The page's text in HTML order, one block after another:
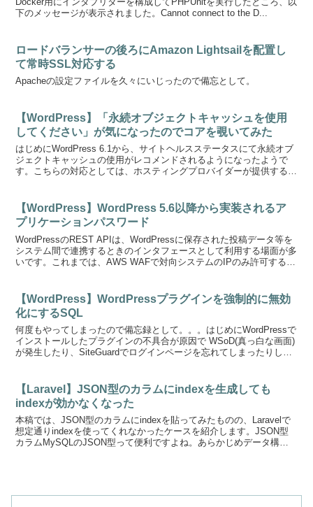
下のメッセージが表示されました。Cannot connect to the D...
ロードバランサーの後ろにAmazon Lightsailを配置し
て常時SSL対応する
Apacheの設定ファイルを久々にいじったので備忘として。
【WordPress】「永続オブジェクトキャッシュを使用
してください」が気になったのでコアを覗いてみた
はじめにWordPress 6.1から、サイトヘルスステータスにて永続オブ
ジェクトキャッシュの使用がレコメンドされるようになったようで
す。こちらの対応としては、ホスティングプロバイダーが提供するキ
【WordPress】WordPress 5.6以降から実装されるア
プリケーションパスワード
WordPressのREST APIは、WordPressに保存された投稿データ等を
システム間で連携するときのインタフェースとして利用する場面が多
いです。これまでは、AWS WAFで対向システムのIPのみ許可すると
【WordPress】WordPressプラグインを強制的に無効
化にするSQL
何度もやってしまったので備忘録として。。。はじめにWordPressで
インストールしたプラグインの不具合が原因で WSoD(真っ白な画面)
が発生したり、SiteGuardでログインページを忘れてしまったりし
【Laravel】JSON型のカラムにindexを生成しても
indexが効かなくなった
本稿では、JSON型のカラムにindexを貼ってみたものの、Laravelで
想定通りindexを使ってくれなかったケースを紹介します。JSON型
カラムMySQLのJSON型って便利ですよね。あらかじめデータ構造